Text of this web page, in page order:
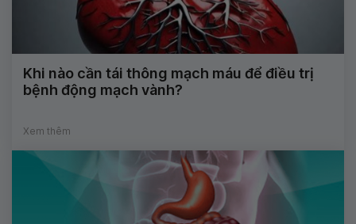
Khi nào cần tái thông mạch máu để điều trị
bệnh động mạch vành?
Xem thêm